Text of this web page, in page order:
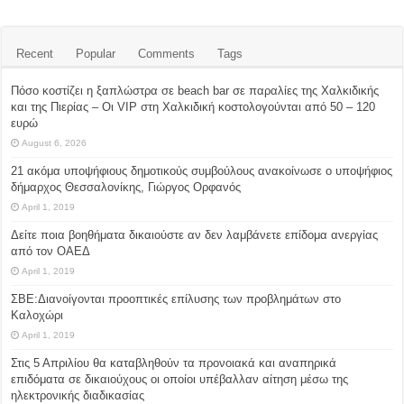
Recent Popular Comments Tags
Πόσο κοστίζει η ξαπλώστρα σε beach bar σε παραλίες της Χαλκιδικής
και της Πιερίας – Οι VIP στη Χαλκιδική κοστολογούνται από 50 – 120
ευρώ
August 6, 2026
21 ακόμα υποψήφιους δημοτικούς συμβούλους ανακοίνωσε ο υποψήφιος
δήμαρχος Θεσσαλονίκης, Γιώργος Ορφανός
April 1, 2019
Δείτε ποια βοηθήματα δικαιούστε αν δεν λαμβάνετε επίδομα ανεργίας
από τον ΟΑΕΔ
April 1, 2019
ΣΒΕ:Διανοίγονται προοπτικές επίλυσης των προβλημάτων στο
Καλοχώρι
April 1, 2019
Στις 5 Απριλίου θα καταβληθούν τα προνοιακά και αναπηρικά
επιδόματα σε δικαιούχους οι οποίοι υπέβαλλαν αίτηση μέσω της
ηλεκτρονικής διαδικασίας